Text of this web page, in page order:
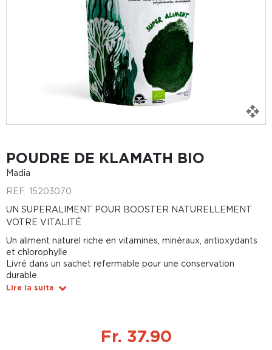
POUDRE DE KLAMATH BIO
Madia
REF. 15203070
UN SUPERALIMENT POUR BOOSTER NATURELLEMENT
VOTRE VITALITÉ
Un aliment naturel riche en vitamines, minéraux, antioxydants
et chlorophylle
Livré dans un sachet refermable pour une conservation
durable
Lire la suite
Fr. 37.90